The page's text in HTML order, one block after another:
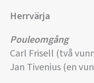
Herrvärja
Pouleomgång
Carl Frisell (två
Jan Tivenius (en